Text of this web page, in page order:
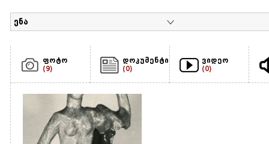
ენა
ფოტო
(9)
დოკუმენტი
(0)
ვიდეო
(0)